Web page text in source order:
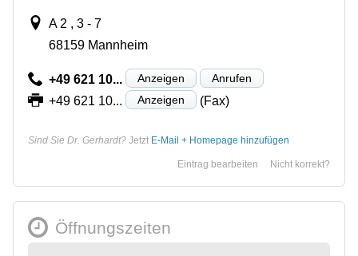
A 2 , 3 - 7
68159 Mannheim
+49 621 10... Anzeigen Anrufen
+49 621 10... Anzeigen (Fax)
Sind Sie Dr. Gerhardt? Jetzt E-Mail + Homepage hinzufügen
Nicht korrekt?
Eintrag bearbeiten
Öffnungszeiten